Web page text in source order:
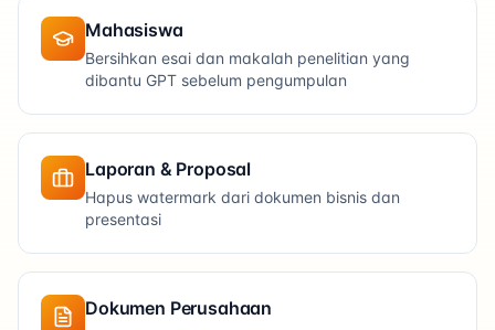
Mahasiswa
Bersihkan esai dan makalah penelitian yang
dibantu GPT sebelum pengumpulan
Laporan & Proposal
Hapus watermark dari dokumen bisnis dan
presentasi
Dokumen Perusahaan